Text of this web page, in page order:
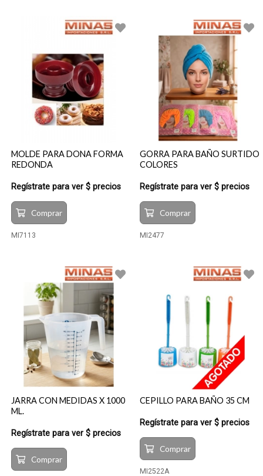
MOLDE PARA DONA FORMA
REDONDA
Regístrate para ver $ precios
Comprar
MI7113
GORRA PARA BAÑO SURTIDO
COLORES
Regístrate para ver $ precios
Comprar
MI2477
JARRA CON MEDIDAS X 1000
ML.
Regístrate para ver $ precios
Comprar
CEPILLO PARA BAÑO 35 CM
Regístrate para ver $ precios
Comprar
MI2522A